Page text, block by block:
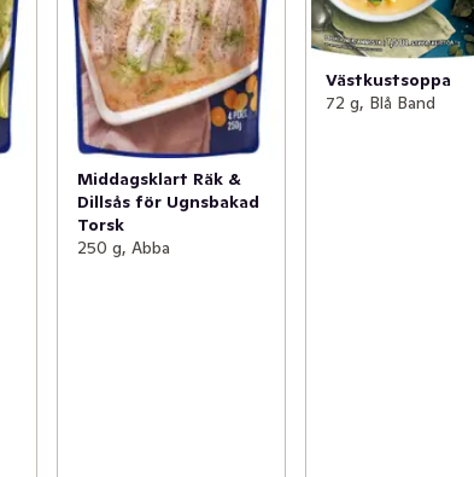
Middagsklart Räk &
Dillsås för Ugnsbakad
Torsk
250 g, Abba
Västkustsoppa
72 g, Blå Band